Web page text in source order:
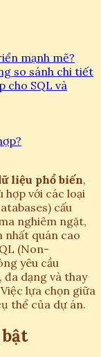
mạnh mẽ?
so sánh chi tiết
cho SQL và
liệu phổ biến,
hợp với các loại
cấu
nghiêm ngặt,
nhất quán cao
(Non-
yêu cầu
đa dạng và thay
lựa chọn giữa
thể của dự án.